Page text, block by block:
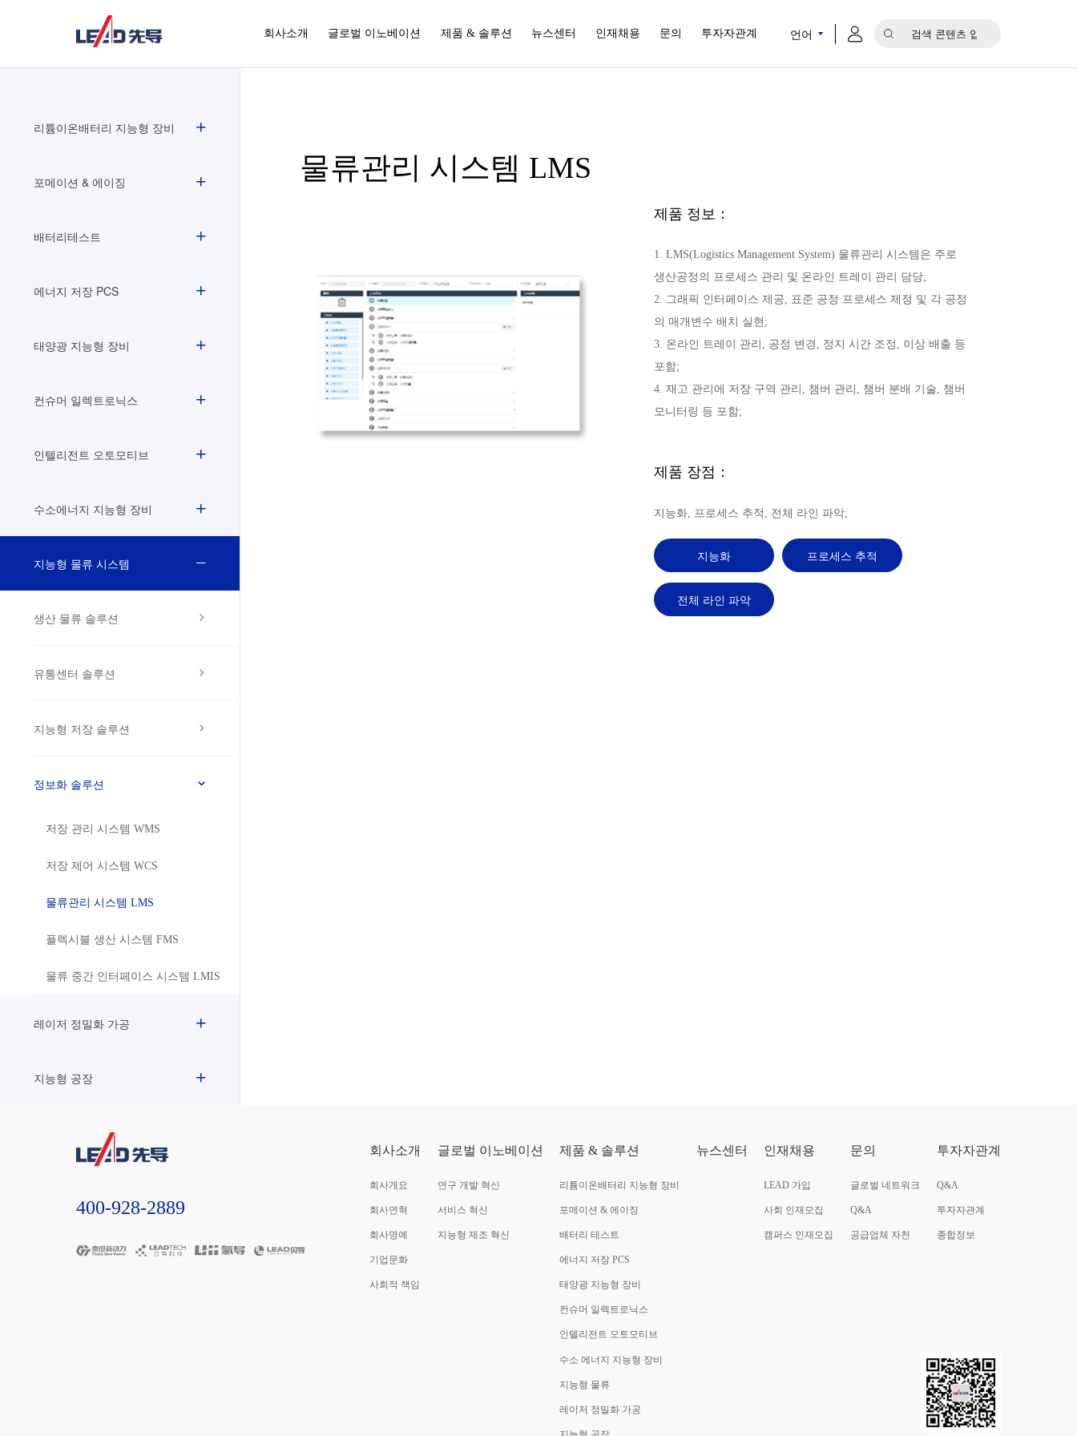
회사소개 글로벌 이노베이션 제품 & 솔루션 뉴스센터 인재채용 문의 투자자관계 언어
리튬이온배터리 지능형 장비
포메이션 & 에이징
배터리테스트
에너지 저장 PCS
태양광 지능형 장비
컨슈머 일렉트로닉스
인텔리전트 오토모티브
수소에너지 지능형 장비
지능형 물류 시스템
생산 물류 솔루션
유통센터 솔루션
지능형 저장 솔루션
정보화 솔루션
저장 관리 시스템 WMS
저장 제어 시스템 WCS
물류관리 시스템 LMS
플렉시블 생산 시스템 FMS
물류 중간 인터페이스 시스템 LMIS
레이저 정밀화 가공
지능형 공장
물류관리 시스템 LMS
제품 정보：
1. LMS(Logistics Management System) 물류관리 시스템은 주로
생산공정의 프로세스 관리 및 온라인 트레이 관리 담당;
2. 그래픽 인터페이스 제공, 표준 공정 프로세스 제정 및 각 공정
의 매개변수 배치 실현;
3. 온라인 트레이 관리, 공정 변경, 정지 시간 조정, 이상 배출 등
포함;
4. 재고 관리에 저장 구역 관리, 챔버 관리, 챔버 분배 기술, 챔버
모니터링 등 포함;
제품 장점：
지능화, 프로세스 추적, 전체 라인 파악;
지능화 프로세스 추적
전체 라인 파악
400-928-2889
회사소개
회사개요
회사연혁
회사명예
기업문화
사회적 책임
글로벌 이노베이션
연구 개발 혁신
서비스 혁신
지능형 제조 혁신
제품 & 솔루션
리튬이온배터리 지능형 장비
포메이션 & 에이징
배터리 테스트
에너지 저장 PCS
태양광 지능형 장비
컨슈머 일렉트로닉스
인텔리전트 오토모티브
수소 에너지 지능형 장비
지능형 물류
레이저 정밀화 가공
뉴스센터 인재채용
LEAD 가입
사회 인재모집
캠퍼스 인재모집
문의
글로벌 네트워크
Q&A
공급업체 자천
투자자관계
Q&A
투자자관계
종합정보